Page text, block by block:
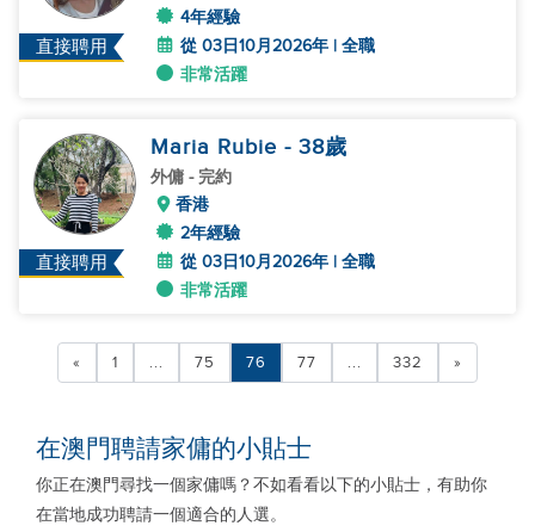
直接聘用
4年經驗
從 03日10月2026年 | 全職
非常活躍
直接聘用
Maria Rubie - 38歲
外傭 - 完約
香港
2年經驗
從 03日10月2026年 | 全職
非常活躍
« 1 ... 75 76 77 ... 332 »
在澳門聘請家傭的小貼士
你正在澳門尋找一個家傭嗎？不如看看以下的小貼士，有助你
在當地成功聘請一個適合的人選。